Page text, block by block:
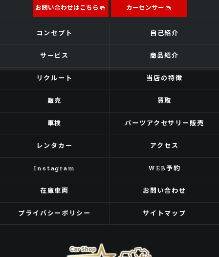
お問い合わせはこちら カーセンサー
コンセプト 自己紹介
サービス 商品紹介
リクルート 当店の特徴
販売 買取
車検 パーツアクセサリー販売
レンタカー アクセス
Instagram WEB予約
在庫車両 お問い合わせ
プライバシーポリシー サイトマップ